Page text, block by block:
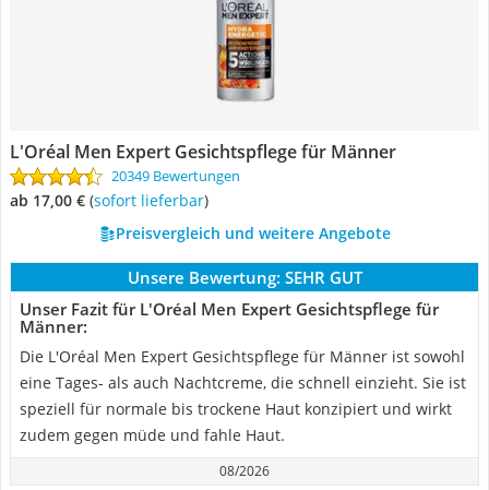
L'Oréal Men Expert Gesichtspflege für Männer
20349 Bewertungen
ab 17,00 € ( Sofort lieferbar)
Preisvergleich und weitere Angebote
Unsere Bewertung: SEHR GUT
Unser Fazit für L'Oréal Men Expert Gesichtspflege für
Männer:
Die L'Oréal Men Expert Gesichtspflege für Männer ist sowohl
eine Tages- als auch Nachtcreme, die schnell einzieht. Sie ist
speziell für normale bis trockene Haut konzipiert und wirkt
zudem gegen müde und fahle Haut.
08/2026